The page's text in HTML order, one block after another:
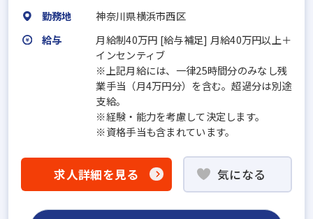
勤務地
神奈川県横浜市西区
給与
月給制40万円 [給与補足] 月給40万円以上＋
インセンティブ
※上記月給には、一律25時間分のみなし残
業手当（月4万円分）を含む。超過分は別途
支給。
※経験・能力を考慮して決定します。
※資格手当も含まれています。
求人詳細を見る 気になる